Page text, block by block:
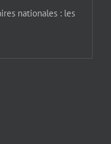
nationales : les